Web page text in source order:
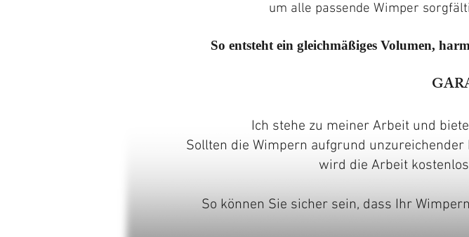
um alle passende Wimper
So entsteht ein gleichmäßiges Volumen,
Ich stehe zu meiner Arbeit und
Sollten die Wimpern aufgrund
wird die Arbeit
So können Sie sicher sein, dass Ihr